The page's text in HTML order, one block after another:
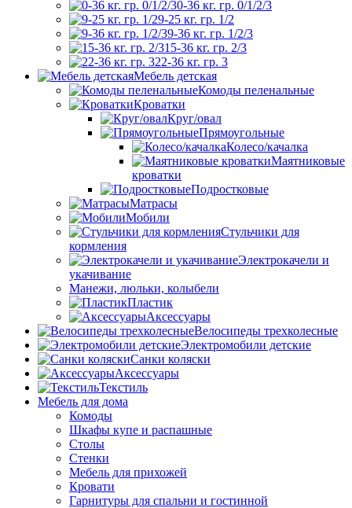
0-36 кг. гр. 0/1/2/3
9-25 кг. гр. 1/2
9-36 кг. гр. 1/2/3
15-36 кг. гр. 2/3
22-36 кг. гр. 3
Мебель детская
Комоды пеленальные
Кроватки
Круг/овал
Прямоугольные
Колесо/качалка
Маятниковые
кроватки
Подростковые
Матрасы
Мобили
Стульчики для
кормления
Электрокачели и
укачивание
Манежи, люльки, колыбели
Пластик
Аксессуары
Велосипеды трехколесные
Электромобили детские
Санки коляски
Аксессуары
Текстиль
Мебель для дома
Комоды
Шкафы купе и распашные
Столы
Стенки
Мебель для прихожей
Кровати
Гарнитуры для спальни и гостинной